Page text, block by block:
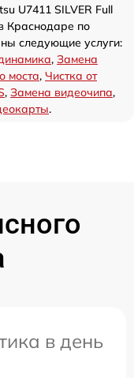
U7411 SILVER Full
Краснодаре по
следующие услуги:
, Замена
моста, Чистка от
, Замена видеочипа,
.
в день